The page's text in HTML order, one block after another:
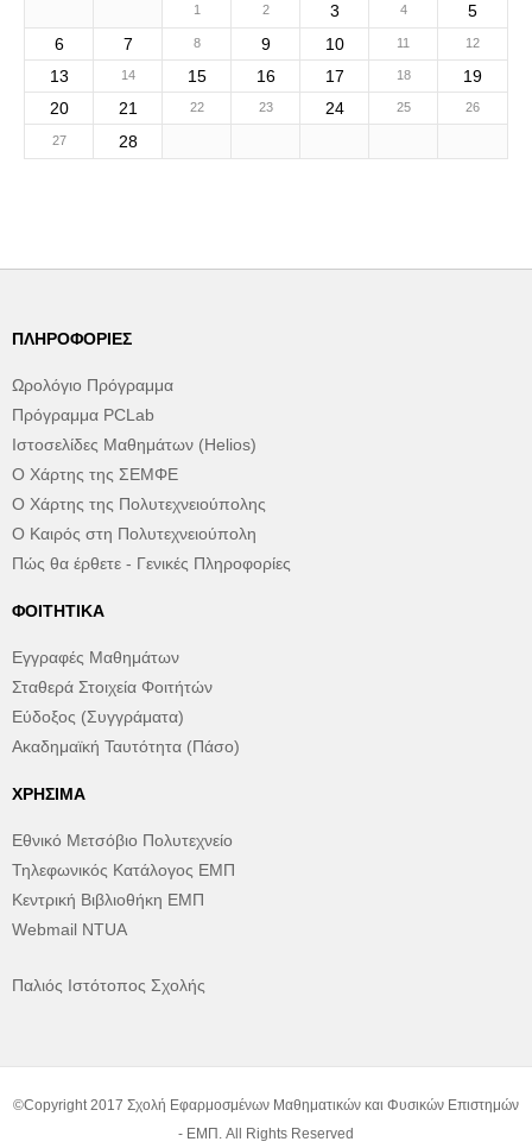
1 2 3 4
5
6
7 8 9 10 11 12
13 14 15 16 17 18
19
20
21 22 23 24 25 26
27 28
ΠΛΗΡΟΦΟΡΊΕΣ
Ωρολόγιο Πρόγραμμα
Πρόγραμμα PCLab
Ιστοσελίδες Μαθημάτων (Helios)
Ο Χάρτης της ΣΕΜΦΕ
Ο Χάρτης της Πολυτεχνειούπολης
Ο Καιρός στη Πολυτεχνειούπολη
Πώς θα έρθετε - Γενικές Πληροφορίες
ΦΟΙΤΗΤΙΚΆ
Εγγραφές Μαθημάτων
Σταθερά Στοιχεία Φοιτήτών
Εύδοξος (Συγγράματα)
Ακαδημαϊκή Ταυτότητα (Πάσο)
ΧΡΉΣΙΜΑ
Εθνικό Μετσόβιο Πολυτεχνείο
Τηλεφωνικός Κατάλογος ΕΜΠ
Κεντρική Βιβλιοθήκη ΕΜΠ
Webmail NTUA
Παλιός Ιστότοπος Σχολής
©Copyright 2017 Σχολή Εφαρμοσμένων Μαθηματικών και Φυσικών Επιστημών
- ΕΜΠ. All Rights Reserved